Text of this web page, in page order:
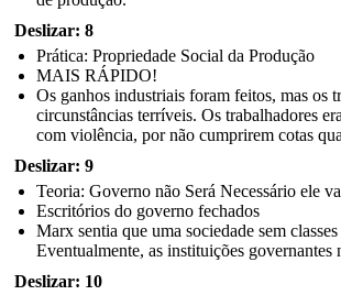
Deslizar: 8
Prática: Propriedade Social da Produção
MAIS RÁPIDO!
Os ganhos industriais foram feitos, mas os
circunstâncias terríveis. Os trabalhadores
com violência, por não cumprirem cotas
Deslizar: 9
Teoria: Governo não Será Necessário ele
Escritórios do governo fechados
Marx sentia que uma sociedade sem
Eventualmente, as instituições governantes
Deslizar: 10